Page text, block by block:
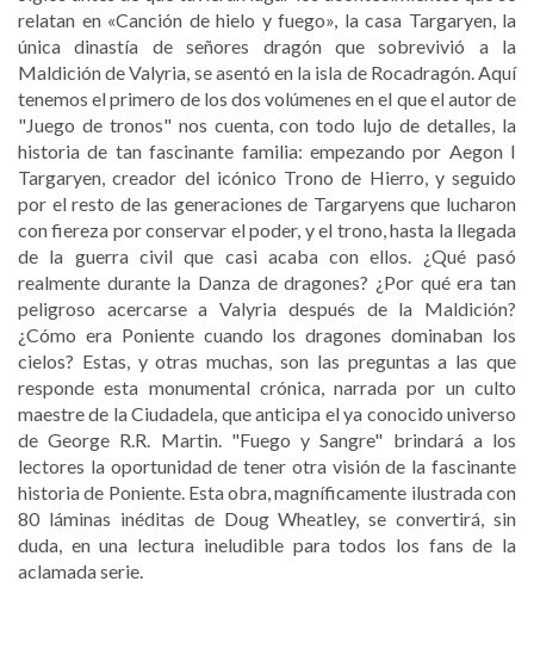
relatan en «Canción de hielo y fuego», la casa Targaryen, la
única dinastía de señores dragón que sobrevivió a la
Maldición de Valyria, se asentó en la isla de Rocadragón. Aquí
tenemos el primero de los dos volúmenes en el que el autor de
"Juego de tronos" nos cuenta, con todo lujo de detalles, la
historia de tan fascinante familia: empezando por Aegon I
Targaryen, creador del icónico Trono de Hierro, y seguido
por el resto de las generaciones de Targaryens que lucharon
con fiereza por conservar el poder, y el trono, hasta la llegada
de la guerra civil que casi acaba con ellos. ¿Qué pasó
realmente durante la Danza de dragones? ¿Por qué era tan
peligroso acercarse a Valyria después de la Maldición?
¿Cómo era Poniente cuando los dragones dominaban los
cielos? Estas, y otras muchas, son las preguntas a las que
responde esta monumental crónica, narrada por un culto
maestre de la Ciudadela, que anticipa el ya conocido universo
de George R.R. Martin. "Fuego y Sangre" brindará a los
lectores la oportunidad de tener otra visión de la fascinante
historia de Poniente. Esta obra, magníficamente ilustrada con
80 láminas inéditas de Doug Wheatley, se convertirá, sin
duda, en una lectura ineludible para todos los fans de la
aclamada serie.